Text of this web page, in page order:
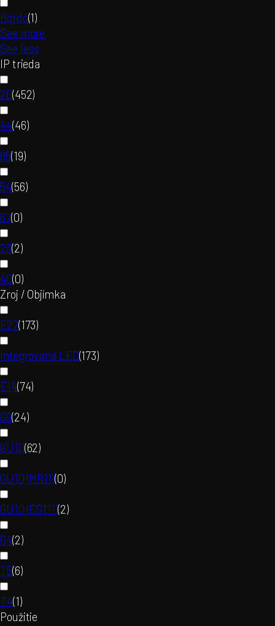
Bordó(1)
See more
See less
IP trieda
20(452)
44(46)
65(19)
54(56)
67(0)
23(2)
40(0)
Zroj / Objímka
E27(173)
Integrovaná LED(173)
E14(74)
G9(24)
GU10(62)
GU10 (MR11)(0)
GU10 (ES111)(2)
G4(2)
T5(6)
T4(1)
Použitie